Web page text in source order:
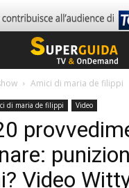
Amici di maria de filippi
di maria de filippi Video
Video